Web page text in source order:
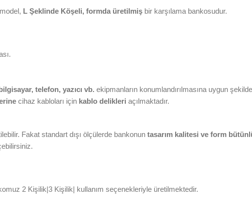
L Şeklinde Köşeli, formda üretilmiş bir karşılama bankosudur.
telefon, yazıcı vb. ekipmanların konumlandırılmasına uygun
cihaz kabloları için kablo delikleri açılmaktadır.
Fakat standart dışı ölçülerde bankonun tasarım kalitesi ve form
2 Kişilik|3 Kişilik| kullanım seçenekleriyle üretilmektedir.